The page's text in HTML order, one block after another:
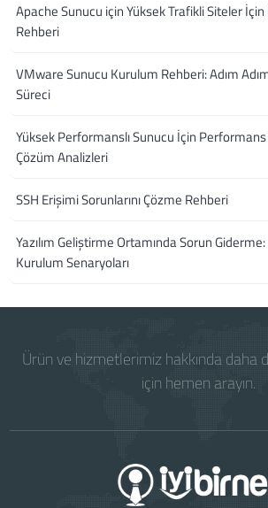
Apache Sunucu için Yüksek Trafikli Siteler
Rehberi
VMware Sunucu Kurulum Rehberi: Adım
Süreci
Yüksek Performanslı Sunucu İçin
Çözüm Analizleri
SSH Erişimi Sorunlarını Çözme Rehberi
Yazılım Geliştirme Ortamında Sorun Giderme:
Kurulum Senaryoları
Ürün ve hizmetlerimiz hakkında daha
için hemen arayın.